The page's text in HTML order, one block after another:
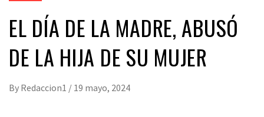
EL DÍA DE LA MADRE, ABUSÓ
DE LA HIJA DE SU MUJER
By Redaccion1 / 19 mayo, 2024